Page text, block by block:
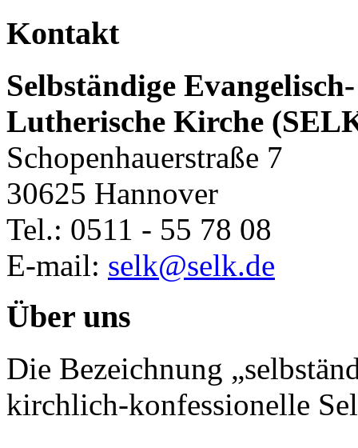
Kontakt
Selbständige Evangelisch-
Lutherische Kirche
Schopenhauerstraße 7
30625 Hannover
Tel.: 0511 - 55 78 08
E-mail: selk@selk.de
Über uns
Die Bezeichnung
kirchlich-konfessionelle